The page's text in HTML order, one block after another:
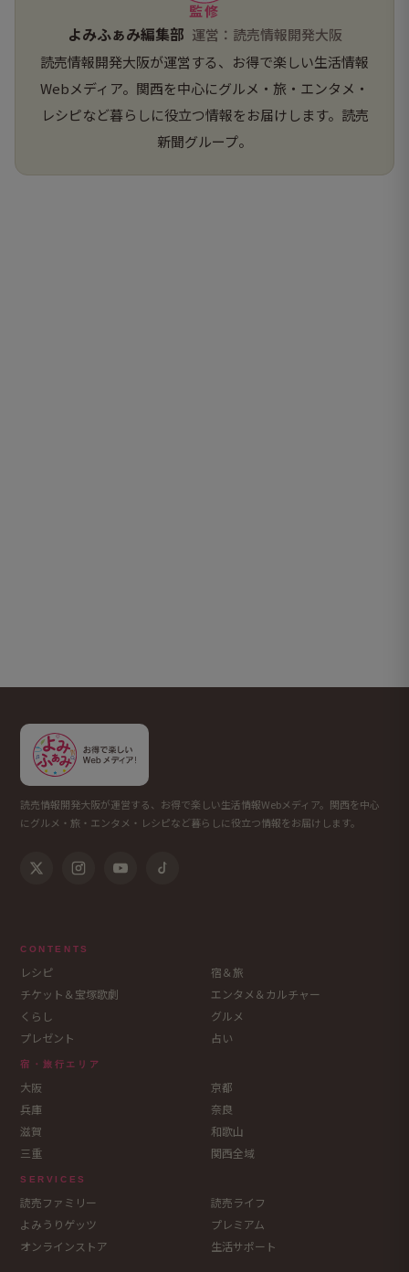
監修
よみふぁみ編集部 運営：読売情報開発大阪
読売情報開発大阪が運営する、お得で楽しい生活情報
Webメディア。関西を中心にグルメ・旅・エンタメ・
レシピなど暮らしに役立つ情報をお届けします。読売
新聞グループ。
読売情報開発大阪が運営する、お得で楽しい生活情報Webメディア。関西を中心
にグルメ・旅・エンタメ・レシピなど暮らしに役立つ情報をお届けします。
CONTENTS
レシピ
宿＆旅
チケット＆宝塚歌劇
エンタメ＆カルチャー
くらし
グルメ
プレゼント
占い
宿・旅行エリア
大阪
京都
兵庫
奈良
滋賀
和歌山
三重
関西全域
SERVICES
読売ファミリー
読売ライフ
よみうりゲッツ
プレミアム
オンラインストア
生活サポート